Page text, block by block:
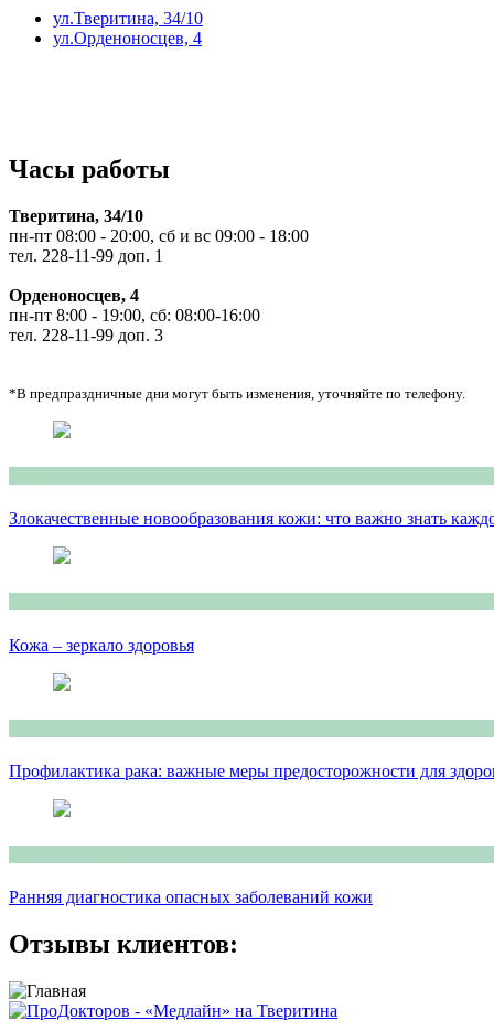
ул.Тверитина, 34/10
ул.Орденоносцев, 4
Часы работы
Тверитина, 34/10
пн-пт 08:00 - 20:00, сб и вс 09:00 - 18:00
тел. 228-11-99 доп. 1
Орденоносцев, 4
пн-пт 8:00 - 19:00, сб: 08:00-16:00
тел. 228-11-99 доп. 3
*В предпраздничные дни могут быть изменения, уточняйте по телефону.
Злокачественные новообразования кожи: что важно знать
Кожа – зеркало здоровья
Профилактика рака: важные меры предосторожности для
Ранняя диагностика опасных заболеваний кожи
Отзывы клиентов: